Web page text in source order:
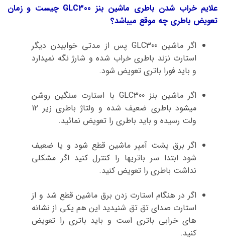
علایم خراب شدن باطری ماشین بنز GLC300 چیست و زمان
تعویض باطری چه موقع میباشد؟
اگر ماشین GLC300 پس از مدتی خوابیدن دیگر
استارت نزند باطری خراب شده و شارژ نگه نمیدارد
و باید فورا باتری تعویض شود.
اگر ماشین بنز GLC300 با استارت سنگین روشن
میشود باطری ضعیف شده و ولتاژ باطری زیر ۱۲
ولت رسیده و باید باطری را تعویض نمائید.
اگر برق پشت آمپر ماشین قطع شود و یا ضعیف
شود ابتدا سر باتریها را کنترل کنید اگر مشکلی
نداشت باطری را تعویض کنید.
اگر در هنگام استارت زدن برق ماشین قطع شد و از
استارت صدای تق تق شنیدید این هم یکی از نشانه
های خرابی باتری است و باید باتری را تعویض
کنید.